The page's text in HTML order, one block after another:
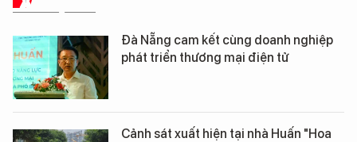
Đà Nẵng cam kết cùng doanh nghiệp
phát triển thương mại điện tử
Cảnh sát xuất hiện tại nhà Huấn "Hoa